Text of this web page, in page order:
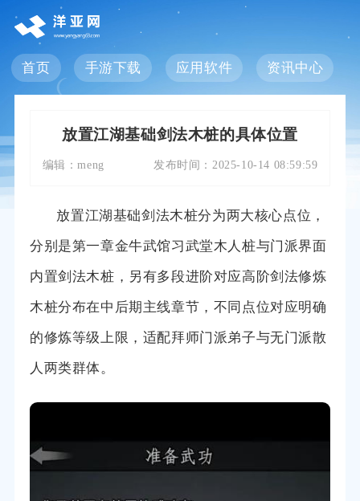
首页 手游下载 应用软件 资讯中心
放置江湖基础剑法木桩的具体位置
编辑：meng 发布时间： 2025-10-14 08:59:59
放置江湖基础剑法木桩分为两大核心点位，
分别是第一章金牛武馆习武堂木人桩与门派界面
内置剑法木桩，另有多段进阶对应高阶剑法修炼
木桩分布在中后期主线章节，不同点位对应明确
的修炼等级上限，适配拜师门派弟子与无门派散
人两类群体。